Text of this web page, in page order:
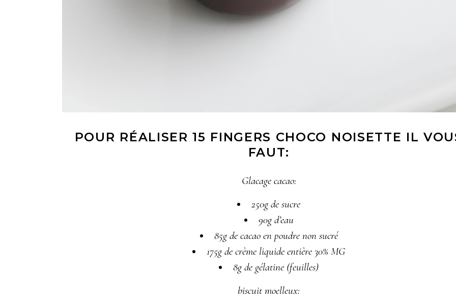
POUR RÉALISER 15 FINGERS CHOCO NOISETTE IL
FAUT:
Glacage cacao:
250g de sucre
90g d’eau
85g de cacao en poudre non sucré
175g de crème liquide entière 30% MG
8g de gélatine (feuilles)
biscuit moelleux: